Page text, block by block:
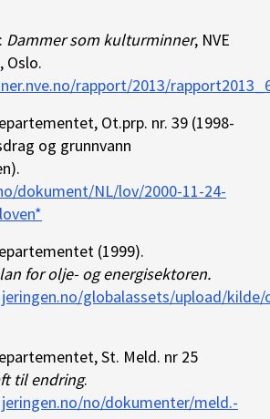
Dammer som kulturminner, NVE
Oslo.
rapport/2013/
Ot.prp. nr. 39 (1998-
og grunnvann
dokument/NL/lov/2000-11-24-
(1999).
for olje- og energisektoren.
globalassets/upload/
St. Meld. nr 25
til endring.
no/dokumenter/meld.-